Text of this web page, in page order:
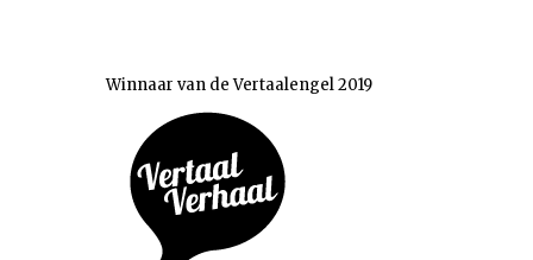
Winnaar van de Vertaalengel 2019